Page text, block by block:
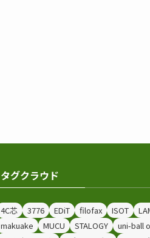
タグクラウド
4C芯 3776 EDiT filofax ISOT
makuake
MUCU STALOGY uni-ball